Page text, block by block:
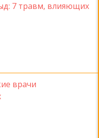
7 травм, влияющих
врачи